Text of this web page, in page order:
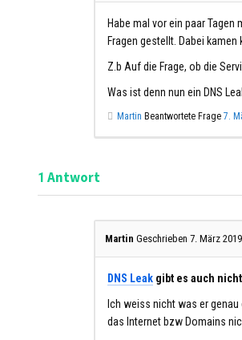
Habe mal vor ein paar
Fragen gestellt. Dabei
Z.b Auf die Frage, ob die
Was ist denn nun ein DNS
Martin Beantwortete Frage 7.
1 Antwort
Martin Geschrieben 7. März 2019
DNS Leak gibt es auch
Ich weiss nicht was er
das Internet bzw Domains